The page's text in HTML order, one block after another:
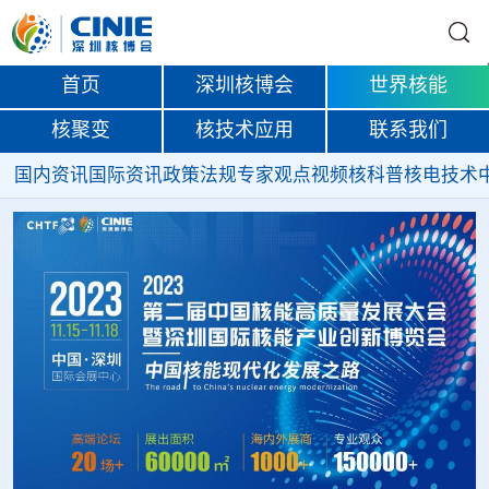
首页 深圳核博会 世界核能
核聚变 核技术应用 联系我们
国内资讯 国际资讯政策法规专家观点视频核科普核电技术